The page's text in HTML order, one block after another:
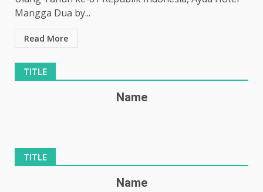
Mangga Dua by...
Read More
TITLE
Name
TITLE
Name